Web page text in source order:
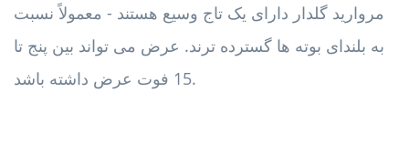
مروارید گلدار دارای یک تاج وسیع هستند - معمولاً نسبت
به بلندای بوته ها گسترده ترند. عرض می تواند بین پنج تا
15 فوت عرض داشته باشد.